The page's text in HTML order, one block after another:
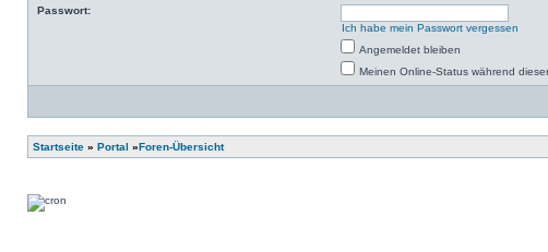
Passwort:
Ich habe mein Passwort vergessen
Angemeldet bleiben
Meinen Online-Status während
Startseite » Portal »Foren-Übersicht